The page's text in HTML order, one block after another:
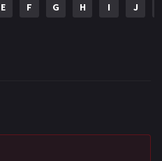
E F G H I J